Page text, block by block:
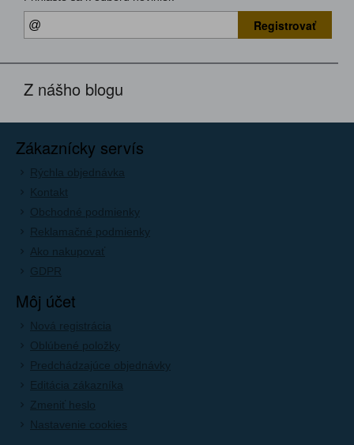
Registrovať
Z nášho blogu
Zákaznícky servís
Rýchla objednávka
Kontakt
Obchodné podmienky
Reklamačné podmienky
Ako nakupovať
GDPR
Môj účet
Nová registrácia
Oblúbené položky
Predchádzajúce objednávky
Editácia zákazníka
Zmeniť heslo
Nastavenie cookies